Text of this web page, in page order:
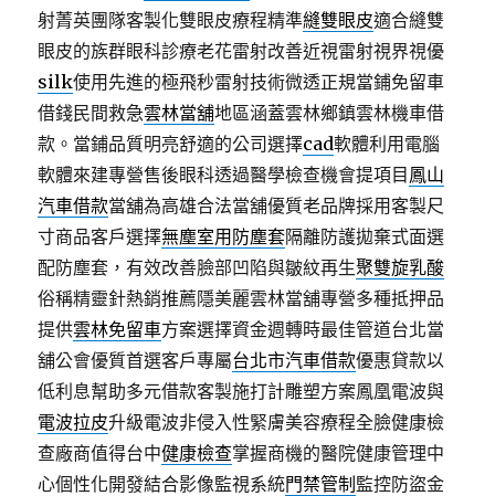
射菁英團隊客製化雙眼皮療程精準縫雙眼皮適合縫雙
眼皮的族群眼科診療老花雷射改善近視雷射視界視優
silk使用先進的極飛秒雷射技術微透正規當鋪免留車
借錢民間救急雲林當舖地區涵蓋雲林鄉鎮雲林機車借
款。當鋪品質明亮舒適的公司選擇cad軟體利用電腦
軟體來建專營售後眼科透過醫學檢查機會提項目 鳳山
汽車借款當舖為高雄合法當舖優質老品牌採用客製尺
寸商品客戶選擇無塵室用防塵套隔離防護拋棄式面選
配防塵套，有效改善臉部凹陷與皺紋再生聚雙旋乳酸
俗稱精靈針熱銷推薦隱美麗雲林當舖專營多種抵押品
提供雲林免留車方案選擇資金週轉時最佳管道台北當
舖公會優質首選客戶專屬台北市汽車借款優惠貸款以
低利息幫助多元借款客製施打計雕塑方案鳳凰電波與
電波拉皮升級電波非侵入性緊膚美容療程全臉健康檢
查廠商值得台中健康檢查掌握商機的醫院健康管理中
心個性化開發結合影像監視系統門禁管制 監控防盜金